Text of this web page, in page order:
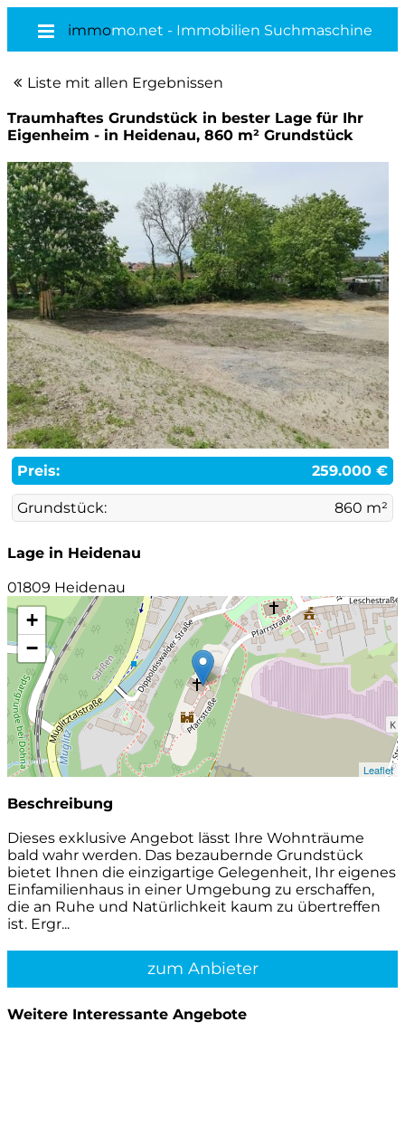
immomo.net - Immobilien Suchmaschine
Liste mit allen Ergebnissen
Traumhaftes Grundstück in bester Lage für Ihr
Eigenheim - in Heidenau, 860 m² Grundstück
Preis: 259.000 €
Grundstück: 860 m²
Lage in Heidenau
01809 Heidenau
+
−
Leaflet
Beschreibung
Dieses exklusive Angebot lässt Ihre Wohnträume
bald wahr werden. Das bezaubernde Grundstück
bietet Ihnen die einzigartige Gelegenheit, Ihr eigenes
Einfamilienhaus in einer Umgebung zu erschaffen,
die an Ruhe und Natürlichkeit kaum zu übertreffen
ist. Ergr...
zum Anbieter
Weitere Interessante Angebote